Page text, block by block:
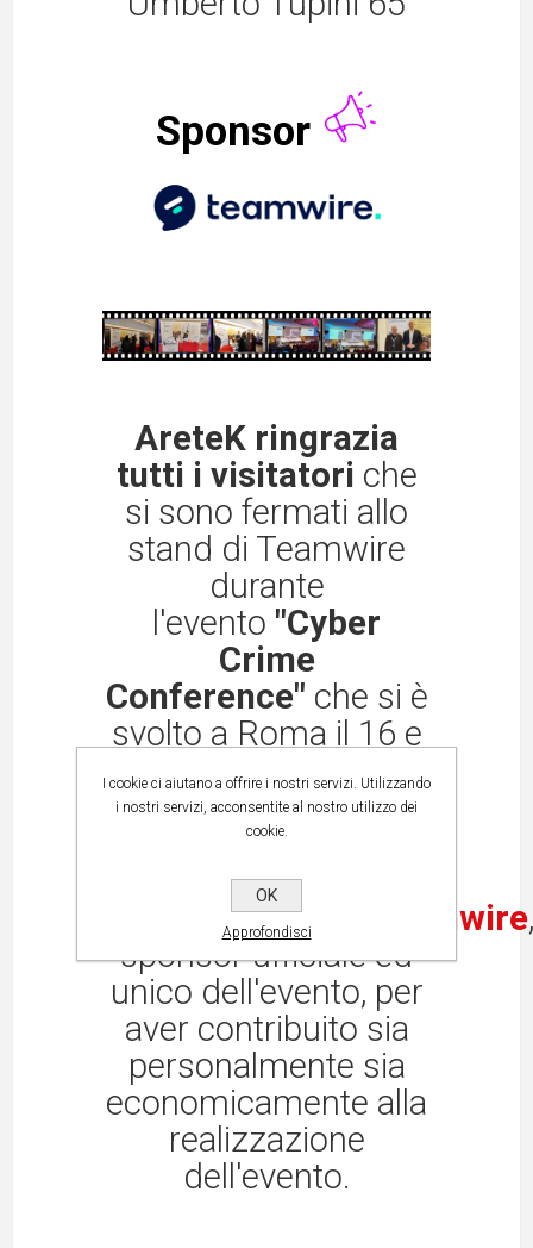
Sponsor
AreteK ringrazia
tutti i visitatori che
si sono fermati allo
stand di Teamwire
durante
l'evento "Cyber
Crime
Conference" che si è
svolto a Roma il 16 e
17 aprile 2025, ed in
particolar modo
ringrazia
responsabili
collaboratori Teamwire,
sponsor ufficiale ed
unico dell'evento, per
aver contribuito sia
personalmente sia
economicamente alla
realizzazione
dell'evento.
I cookie ci aiutano a offrire i nostri servizi. Utilizzando
i nostri servizi, acconsentite al nostro utilizzo dei
cookie.
OK
Approfondisci